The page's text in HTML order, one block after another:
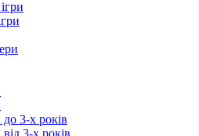
3-х років
3-х років